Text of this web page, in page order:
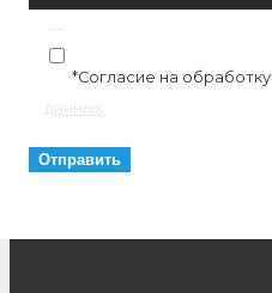
*Согласие на обработку
данных